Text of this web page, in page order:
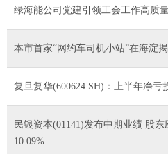
绿海能公司党建引领工会工作高质
本市首家“网约车司机小站”在海淀
复旦复华(600624.SH)：上半年净亏
民银资本(01141)发布中期业绩 股
10.09%